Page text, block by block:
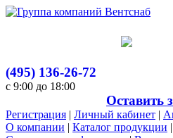
(495) 136-26-72
с 9:00 до 18:00
Оставить
Регистрация | Личный кабинет |
О компании | Каталог продукции |